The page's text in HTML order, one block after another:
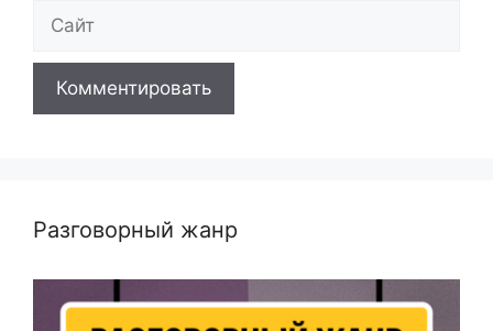
Сайт
Разговорный жанр